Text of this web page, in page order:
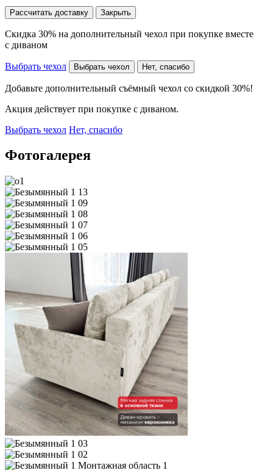
Рассчитать доставку Закрыть
Скидка 30% на дополнительный чехол при покупке вместе
с диваном
Выбрать чехол Выбрать чехол Нет, спасибо
Добавьте дополнительный съёмный чехол со скидкой 30%!
Акция действует при покупке с диваном.
Выбрать чехол Нет, спасибо
Фотогалерея